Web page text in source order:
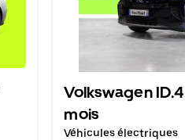
Volkswagen
mois
Véhicules électriques